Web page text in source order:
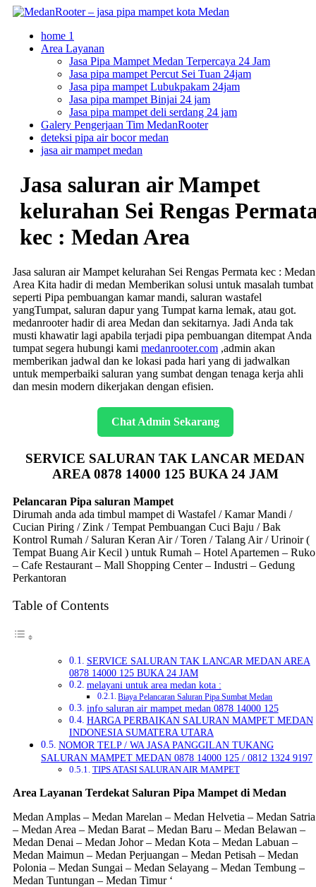
Skip
content
home 1
Area Layanan
Jasa Pipa Mampet Medan Terpercaya 24 Jam
Jasa pipa mampet Percut Sei Tuan 24jam
Jasa pipa mampet Lubukpakam 24jam
Jasa pipa mampet Binjai 24 jam
Jasa pipa mampet deli serdang 24 jam
Galery Pengerjaan Tim MedanRooter
deteksi pipa air bocor medan
jasa air mampet medan
Jasa saluran air Mampet
kelurahan Sei Rengas
kec : Medan Area
Jasa saluran air Mampet kelurahan Sei Rengas Permata kec : Medan
Area Kita hadir di medan Memberikan solusi untuk masalah tumbat
seperti Pipa pembuangan kamar mandi, saluran wastafel
yangTumpat, saluran dapur yang Tumpat karna lemak, atau got.
medanrooter hadir di area Medan dan sekitarnya. Jadi Anda tak
musti khawatir lagi apabila terjadi pipa pembuangan ditempat Anda
tumpat segera hubungi kami medanrooter.com ,admin akan
memberikan jadwal dan ke lokasi pada hari yang di jadwalkan
untuk memperbaiki saluran yang sumbat dengan tenaga kerja ahli
dan mesin modern dikerjakan dengan efisien.
Chat Admin Sekarang
SERVICE SALURAN TAK LANCAR MEDAN
AREA 0878 14000 125 BUKA 24 JAM
Pelancaran Pipa saluran Mampet
Dirumah anda ada timbul mampet di Wastafel / Kamar Mandi /
Cucian Piring / Zink / Tempat Pembuangan Cuci Baju / Bak
Kontrol Rumah / Saluran Keran Air / Toren / Talang Air / Urinoir (
Tempat Buang Air Kecil ) untuk Rumah – Hotel Apartemen – Ruko
– Cafe Restaurant – Mall Shopping Center – Industri – Gedung
Perkantoran
Table of Contents
SERVICE SALURAN TAK LANCAR MEDAN AREA
0878 14000 125 BUKA 24 JAM
melayani untuk area medan kota :
Biaya Pelancaran Saluran Pipa Sumbat Medan
info saluran air mampet medan 0878 14000 125
HARGA PERBAIKAN SALURAN MAMPET MEDAN
INDONESIA SUMATERA UTARA
NOMOR TELP / WA JASA PANGGILAN TUKANG
SALURAN MAMPET MEDAN 0878 14000 125 / 0812 1324 9197
TIPS ATASI SALURAN AIR MAMPET
Area Layanan Terdekat Saluran Pipa Mampet di Medan
Medan Amplas – Medan Marelan – Medan Helvetia – Medan Satria
– Medan Area – Medan Barat – Medan Baru – Medan Belawan –
Medan Denai – Medan Johor – Medan Kota – Medan Labuan –
Medan Maimun – Medan Perjuangan – Medan Petisah – Medan
Polonia – Medan Sungai – Medan Selayang – Medan Tembung –
Medan Tuntungan – Medan Timur ‘